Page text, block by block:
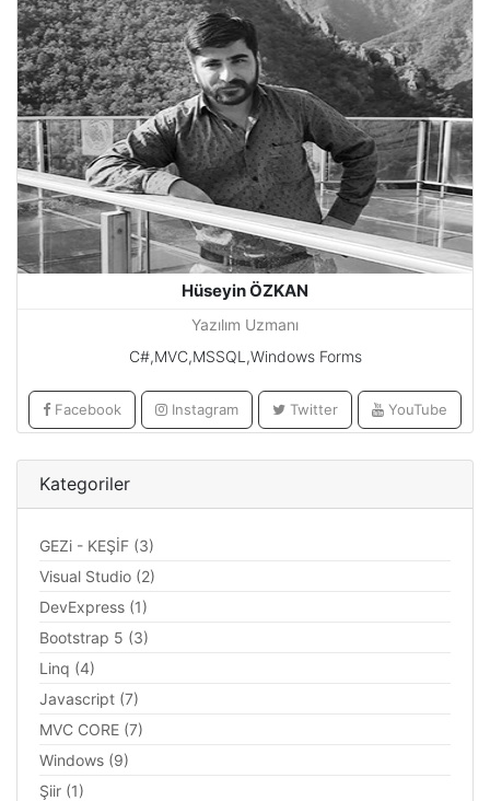
Hüseyin ÖZKAN
Yazılım Uzmanı
C#,MVC,MSSQL,Windows Forms
Facebook Instagram Twitter YouTube
Kategoriler
GEZi - KEŞİF (3)
Visual Studio (2)
DevExpress (1)
Bootstrap 5 (3)
Linq (4)
Javascript (7)
MVC CORE (7)
Windows (9)
Şiir (1)